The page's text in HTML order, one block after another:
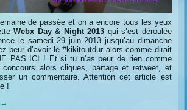
de passée et on a encore tous les yeux
Webx Day & Night 2013 qui s’est déroulée
le samedi 29 juin 2013 jusqu’au dimanche
peur d’avoir le #kikitoutdur alors comme dirait
PAS ICI ! Et si tu n’as peur de rien comme
alors cliques, partage et retweet, et
un commentaire. Attention cet article est
!
→